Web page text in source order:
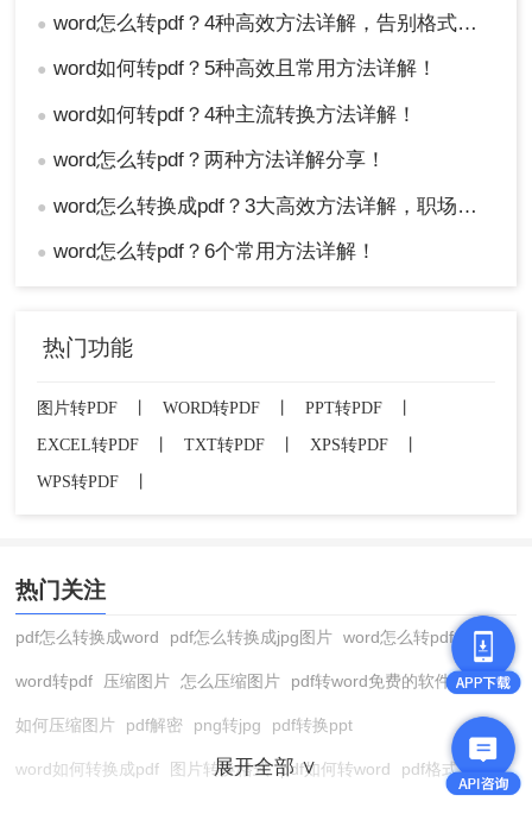
操作步骤：
1、打开Word文档 → 点击「文件」→「打
印」。
● word怎么转pdf？4种高效方法详解，告别格式混乱！
● word如何转pdf？5种高效且常用方法详解！
● word如何转pdf？4种主流转换方法详解！
● word怎么转pdf？两种方法详解分享！
● word怎么转换成pdf？3大高效方法详解，职场人必备技能！
● word怎么转pdf？6个常用方法详解！
热门功能
图片转PDF WORD转PDF PPT转PDF
EXCEL转PDF
TXT转PDF XPS转PDF
WPS转PDF
热门关注
pdf怎么转换成word pdf怎么转换成jpg图片 word怎么转pdf
word转pdf 压缩图片 怎么压缩图片 pdf转word免费的软件
如何压缩图片 pdf解密 png转jpg pdf转换ppt
word如何转换成pdf 图片转换格式 pdf如何转word pdf格式转换
展开全部 ∨